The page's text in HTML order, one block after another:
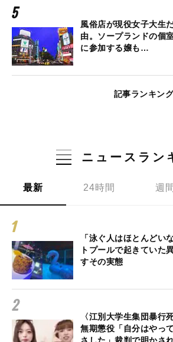
風俗店が現役女子大生
由。ソープランドの個
に参加する嬢も…
記事ランキン
ニュースラン
最新 24時間 週間
「泳ぐ人はほとんど
トプールで起きていた
すその実態
〈江別大学生集団暴行
無期懲役「自分はやっ